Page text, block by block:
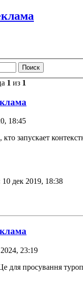
1 из 1
18:45
запускает
10 дек 2019, 18:38
23:19
для просування